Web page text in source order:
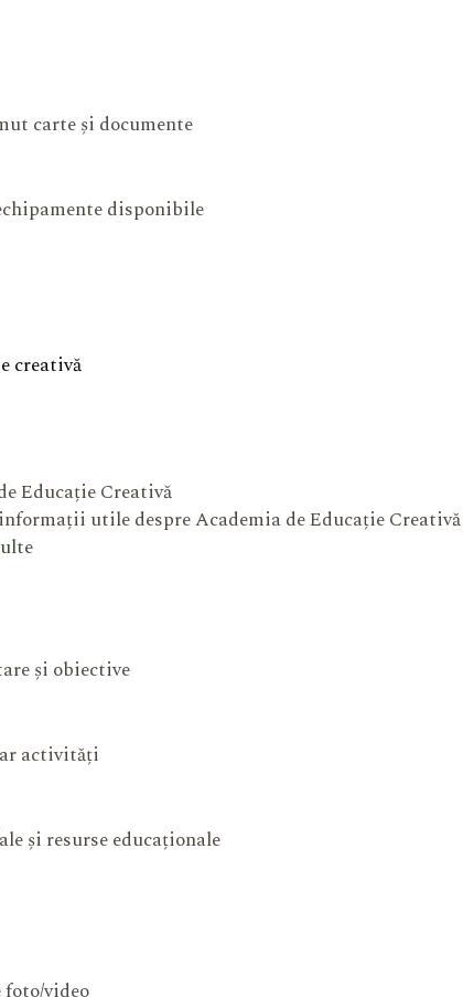
carte și documente
disponibile
creativă
Educație Creativă
utile despre Academia de Educație Creativă
și obiective
activități
și resurse educaționale